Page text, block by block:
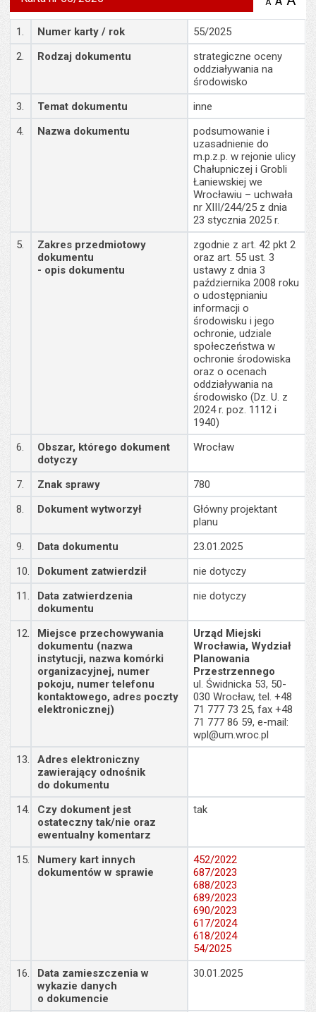
A zmniejsz
stronie
Szczegóły
1. Numer karty / rok
55/2025
2.
Rodzaj dokumentu
strategiczne oceny
oddziaływania na
środowisko
3.
Temat dokumentu
inne
4.
Nazwa dokumentu
podsumowanie i
uzasadnienie do
m.p.z.p. w rejonie ulicy
Chałupniczej i Grobli
Łaniewskiej we
Wrocławiu – uchwała
nr XIII/244/25 z dnia
23 stycznia 2025 r.
5.
Zakres przedmiotowy
dokumentu
- opis dokumentu
zgodnie z art. 42 pkt 2
oraz art. 55 ust. 3
ustawy z dnia 3
października 2008 roku
o udostępnianiu
informacji o
środowisku i jego
ochronie, udziale
społeczeństwa w
ochronie środowiska
oraz o ocenach
oddziaływania na
środowisko (Dz. U. z
2024 r. poz. 1112 i
1940)
6.
Obszar, którego dokument
dotyczy
Wrocław
7. Znak sprawy
780
8.
Dokument wytworzył
Główny projektant
planu
9.
Data dokumentu
23.01.2025
10.
Dokument zatwierdził
nie dotyczy
11.
Data zatwierdzenia
dokumentu
nie dotyczy
12.
Miejsce przechowywania
dokumentu (nazwa
instytucji, nazwa komórki
organizacyjnej, numer
pokoju, numer telefonu
kontaktowego, adres poczty
elektronicznej)
Urząd Miejski
Wrocławia, Wydział
Planowania
Przestrzennego
ul. Świdnicka 53, 50-
030 Wrocław, tel. +48
71 777 73 25, fax +48
71 777 86 59, e-mail:
wpl@um.wroc.pl
13.
Adres elektroniczny
zawierający odnośnik
do dokumentu
14.
Czy dokument jest
ostateczny tak/nie oraz
ewentualny komentarz
tak
15.
Numery kart innych
dokumentów w sprawie
452/2022
687/2023
688/2023
689/2023
690/2023
617/2024
618/2024
54/2025
16.
Data zamieszczenia w
wykazie danych
o dokumencie
30.01.2025